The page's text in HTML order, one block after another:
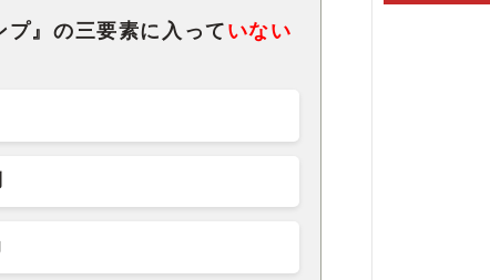
』の三要素に入って いない